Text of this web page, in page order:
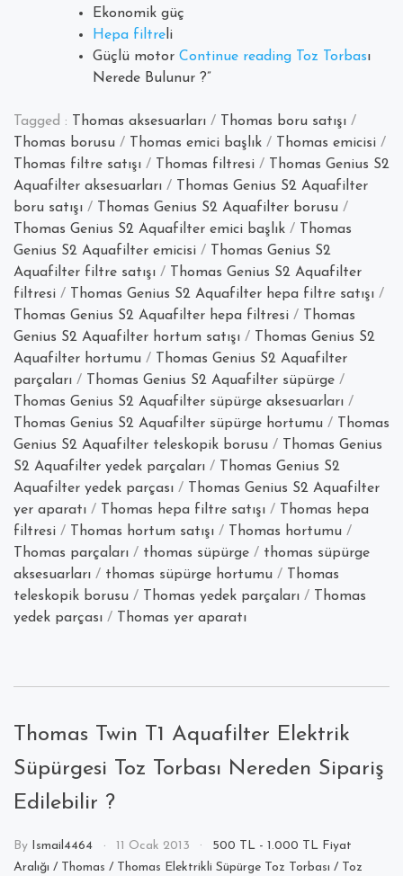
Ekonomik güç
Hepa filtreli
Güçlü motor Continue reading“Thomas
Aquafilter
Elektrikli
Süpürge
Toz Torbası
Nerede Bulunur ?”
Tagged : Thomas aksesuarları / Thomas boru satışı /
Thomas borusu / Thomas emici başlık / Thomas emicisi /
Thomas filtre satışı / Thomas filtresi / Thomas Genius S2
Aquafilter aksesuarları / Thomas Genius S2 Aquafilter
boru satışı / Thomas Genius S2 Aquafilter borusu /
Thomas Genius S2 Aquafilter emici başlık / Thomas
Genius S2 Aquafilter emicisi / Thomas Genius S2
Aquafilter filtre satışı / Thomas Genius S2 Aquafilter
filtresi / Thomas Genius S2 Aquafilter hepa filtre satışı /
Thomas Genius S2 Aquafilter hepa filtresi / Thomas
Genius S2 Aquafilter hortum satışı / Thomas Genius S2
Aquafilter hortumu / Thomas Genius S2 Aquafilter
parçaları / Thomas Genius S2 Aquafilter süpürge /
Thomas Genius S2 Aquafilter süpürge aksesuarları /
Thomas Genius S2 Aquafilter süpürge hortumu / Thomas
Genius S2 Aquafilter teleskopik borusu / Thomas Genius
S2 Aquafilter yedek parçaları / Thomas Genius S2
Aquafilter yedek parçası / Thomas Genius S2 Aquafilter
yer aparatı / Thomas hepa filtre satışı / Thomas hepa
filtresi / Thomas hortum satışı / Thomas hortumu /
Thomas parçaları / thomas süpürge / thomas süpürge
aksesuarları / thomas süpürge hortumu / Thomas
teleskopik borusu / Thomas yedek parçaları / Thomas
yedek parçası / Thomas yer aparatı
Thomas Twin T1 Aquafilter Elektrik
Süpürgesi Toz Torbası Nereden Sipariş
Edilebilir ?
By Ismail4464 11 Ocak 2013
500 TL - 1.000 TL Fiyat
Aralığı / Thomas / Thomas Elektrikli Süpürge Toz Torbası / Toz